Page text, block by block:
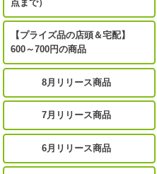
点まで）
【プライズ品の店頭＆宅配】
600～700円の商品
8月リリース商品
7月リリース商品
6月リリース商品